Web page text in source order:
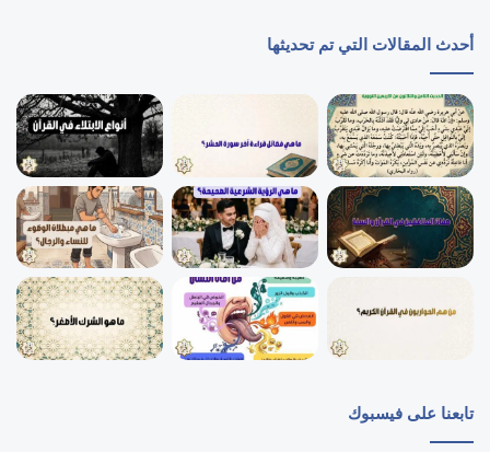
أحدث المقالات التي تم تحديثها
تابعنا على فيسبوك